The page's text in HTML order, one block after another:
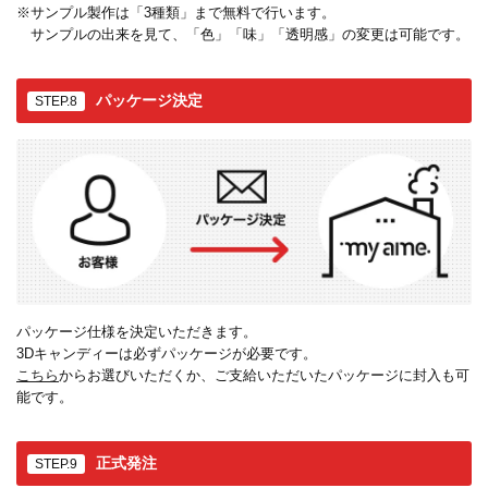
※サンプル製作は「3種類」まで無料で行います。
サンプルの出来を見て、「色」「味」「透明感」の変更は可能です。
STEP.8 パッケージ決定
パッケージ仕様を決定いただきます。
3Dキャンディーは必ずパッケージが必要です。
こちらからお選びいただくか、ご支給いただいたパッケージに封入も可
能です。
STEP.9 正式発注